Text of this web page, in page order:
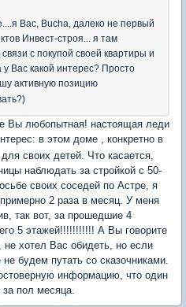
Вас, Bucha, далеко не первый
Инвест-строя... я там
с покупой своей квартиры и
у Вас какой интерес? Просто
активную позицию
Вы любопытная! настоящая леди
в этом доме , конкретно в
своих детей. Что касается,
наблюдать за стройкой с 50-
своих соседей по Астре, я
2 раза в месяц. У меня
так вот, за прошедшие 4
5 этажей!!!!!!!!!!! А Вы говорите
хотел Вас обидеть, но если
будем путать со сказочниками.
информацию, что один
пол месяца.